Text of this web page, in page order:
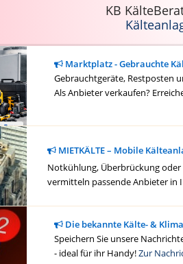
KB
Marktplatz - Gebrauchte
Gebrauchtgeräte, Restposten
Als Anbieter verkaufen?
MIETKÄLTE – Mobile
Notkühlung, Überbrückung
vermitteln passende Anbieter in
Die bekannte Kälte- &
Speichern Sie unsere
- ideal für ihr Handy!Zur